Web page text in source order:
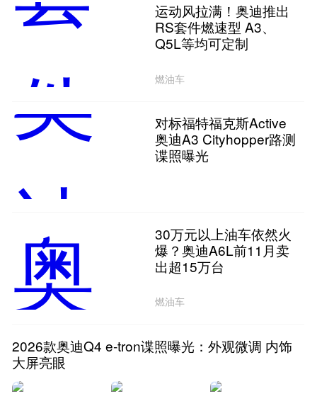
运动风拉满！奥迪推出
RS套件燃速型 A3、
Q5L等均可定制
燃油车
对标福特福克斯Active
奥迪A3 Cityhopper路测
谍照曝光
30万元以上油车依然火
爆？奥迪A6L前11月卖
出超15万台
燃油车
2026款奥迪Q4 e-tron谍照曝光：外观微调 内饰
大屏亮眼